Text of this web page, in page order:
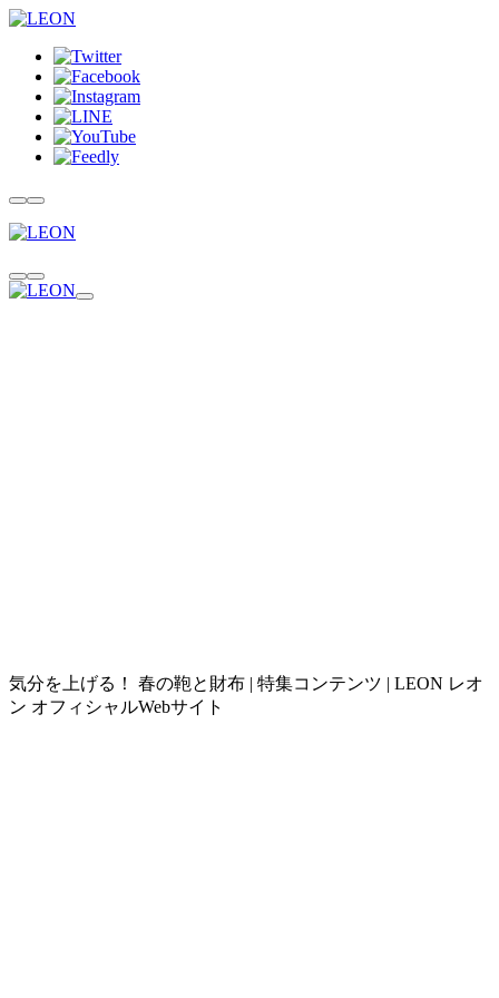
気分を上げる！ 春の鞄と財布 | 特集コンテンツ | LEON レオ
ン オフィシャルWebサイト